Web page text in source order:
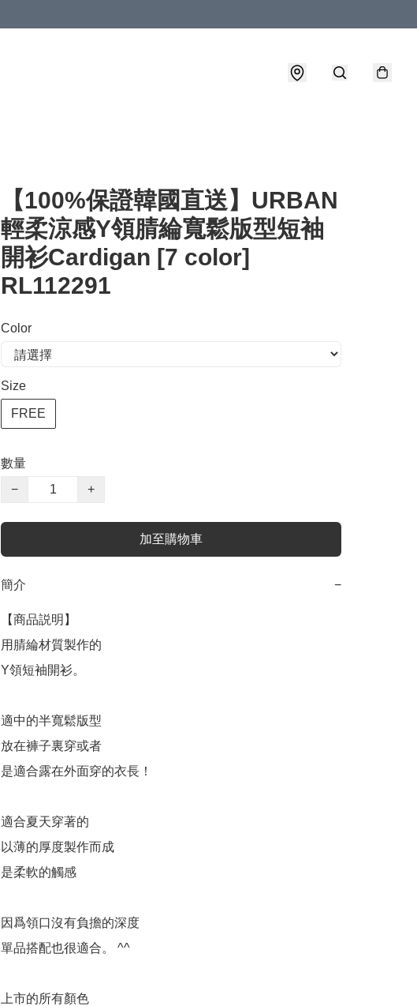
【100%保證韓國直送】URBAN
輕柔涼感Y領腈綸寬鬆版型短袖
開衫Cardigan [7 color]
RL112291
Color
Size
FREE
數量
−
+
加至購物車
簡介 −
【商品説明】
用腈綸材質製作的
Y領短袖開衫。
適中的半寬鬆版型
放在褲子裏穿或者
是適合露在外面穿的衣長！
適合夏天穿著的
以薄的厚度製作而成
是柔軟的觸感
因爲領口沒有負擔的深度
單品搭配也很適合。 ^^
上市的所有顏色